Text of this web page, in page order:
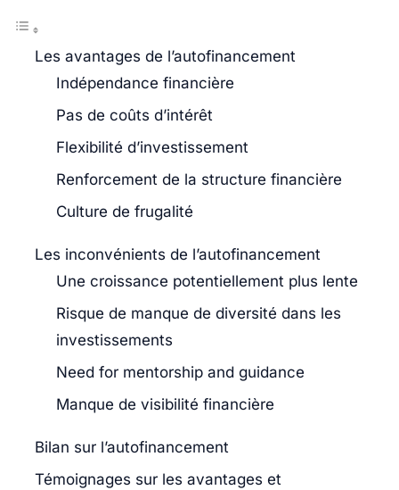
Les avantages de l’autofinancement
Indépendance financière
Pas de coûts d’intérêt
Flexibilité d’investissement
Renforcement de la structure financière
Culture de frugalité
Les inconvénients de l’autofinancement
Une croissance potentiellement plus lente
Risque de manque de diversité dans les
investissements
Need for mentorship and guidance
Manque de visibilité financière
Bilan sur l’autofinancement
Témoignages sur les avantages et